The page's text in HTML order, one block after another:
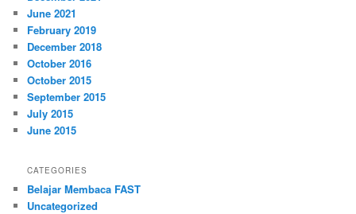
June 2021
February 2019
December 2018
October 2016
October 2015
September 2015
July 2015
June 2015
CATEGORIES
Belajar Membaca FAST
Uncategorized